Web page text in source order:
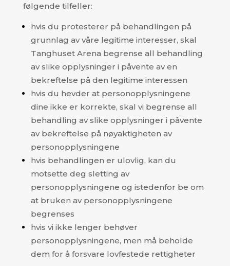
følgende tilfeller:
hvis du protesterer på behandlingen på
grunnlag av våre legitime interesser, skal
Tanghuset Arena begrense all behandling
av slike opplysninger i påvente av en
bekreftelse på den legitime interessen
hvis du hevder at personopplysningene
dine ikke er korrekte, skal vi begrense all
behandling av slike opplysninger i påvente
av bekreftelse på nøyaktigheten av
personopplysningene
hvis behandlingen er ulovlig, kan du
motsette deg sletting av
personopplysningene og istedenfor be om
at bruken av personopplysningene
begrenses
hvis vi ikke lenger behøver
personopplysningene, men må beholde
dem for å forsvare lovfestede rettigheter